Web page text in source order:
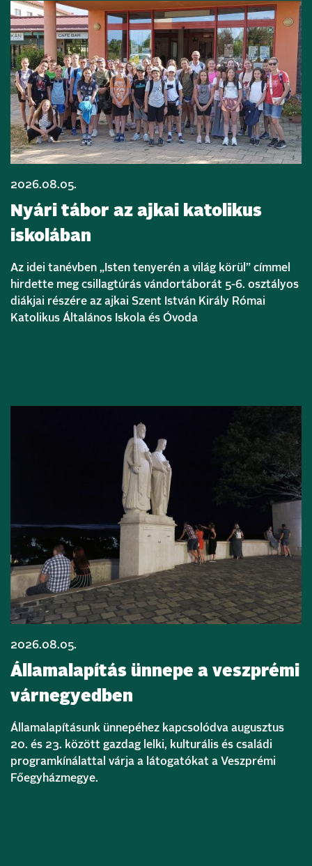
2026.08.05.
Nyári tábor az ajkai katolikus
iskolában
Az idei tanévben „Isten tenyerén a világ körül” címmel
hirdette meg csillagtúrás vándortáborát 5-6. osztályos
diákjai részére az ajkai Szent István Király Római
Katolikus Általános Iskola és Óvoda
2026.08.05.
Államalapítás ünnepe a veszprémi
várnegyedben
Államalapításunk ünnepéhez kapcsolódva augusztus
20. és 23. között gazdag lelki, kulturális és családi
programkínálattal várja a látogatókat a Veszprémi
Főegyházmegye.